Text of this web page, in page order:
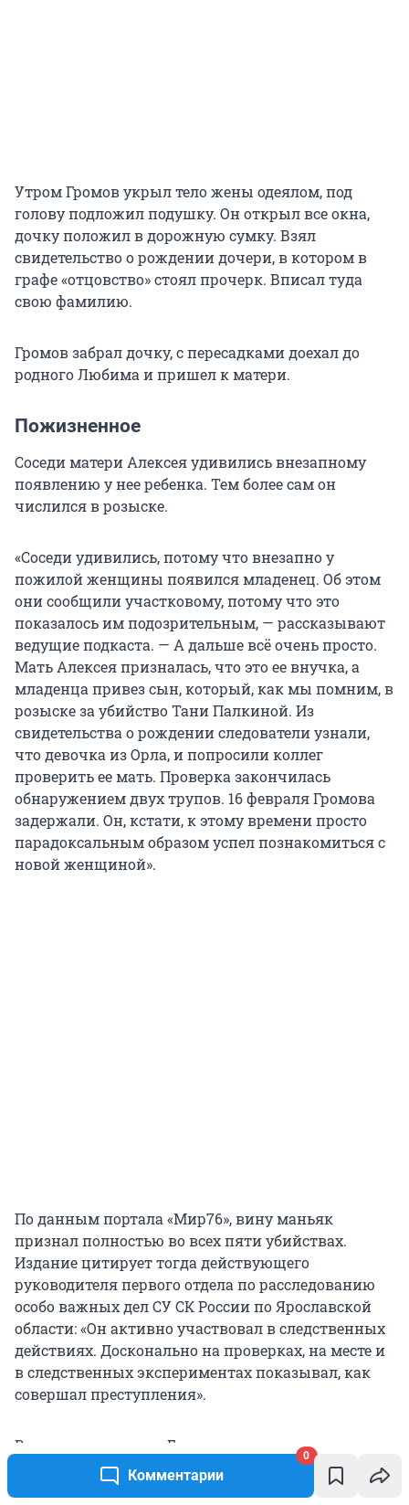
Комментарии
0
Утром Громов укрыл тело жены одеялом, под
голову подложил подушку. Он открыл все окна,
дочку положил в дорожную сумку. Взял
свидетельство о рождении дочери, в котором в
графе «отцовство» стоял прочерк. Вписал туда
свою фамилию.
Громов забрал дочку, с пересадками доехал до
родного Любима и пришел к матери.
Пожизненное
Соседи матери Алексея удивились внезапному
появлению у нее ребенка. Тем более сам он
числился в розыске.
«Соседи удивились, потому что внезапно у
пожилой женщины появился младенец. Об этом
они сообщили участковому, потому что это
показалось им подозрительным, — рассказывают
ведущие подкаста. — А дальше всё очень просто.
Мать Алексея призналась, что это ее внучка, а
младенца привез сын, который, как мы помним, в
розыске за убийство Тани Палкиной. Из
свидетельства о рождении следователи узнали,
что девочка из Орла, и попросили коллег
проверить ее мать. Проверка закончилась
обнаружением двух трупов. 16 февраля Громова
задержали. Он, кстати, к этому времени просто
парадоксальным образом успел познакомиться с
новой женщиной».
По данным портала «Мир76», вину маньяк
признал полностью во всех пяти убийствах.
Издание цитирует тогда действующего
руководителя первого отдела по расследованию
особо важных дел СУ СК России по Ярославской
области: «Он активно участвовал в следственных
действиях. Досконально на проверках, на месте и
в следственных экспериментах показывал, как
совершал преступления».
Во время следствия Громов прошел
психиатрическую экспертизу и
был признан
. Во время оглашения приговора в